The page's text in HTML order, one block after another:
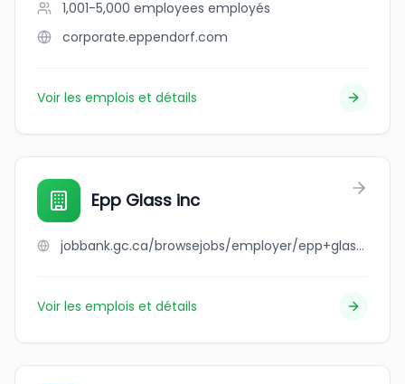
1,001-5,000 employees employés
corporate.eppendorf.com
Voir les emplois et détails
Epp Glass inc
jobbank.gc.ca/browsejobs/employer/epp+glass+inc/ca
Voir les emplois et détails